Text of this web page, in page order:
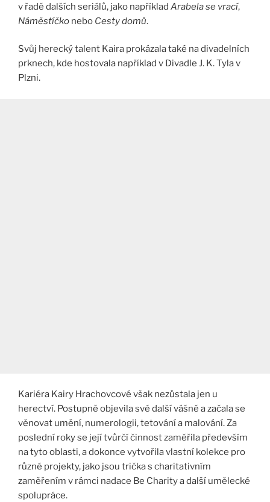
v řadě dalších seriálů, jako například Arabela se vrací,
Náměstíčko nebo Cesty domů.
Svůj herecký talent Kaira prokázala také na divadelních
prknech, kde hostovala například v Divadle J. K. Tyla v
Plzni​.
Kariéra Kairy Hrachovcové však nezůstala jen u
herectví. Postupně objevila své další vášně a začala se
věnovat umění, numerologii, tetování a malování. Za
poslední roky se její tvůrčí činnost zaměřila především
na tyto oblasti, a dokonce vytvořila vlastní kolekce pro
různé projekty, jako jsou trička s charitativním
zaměřením v rámci nadace Be Charity a další umělecké
spolupráce.